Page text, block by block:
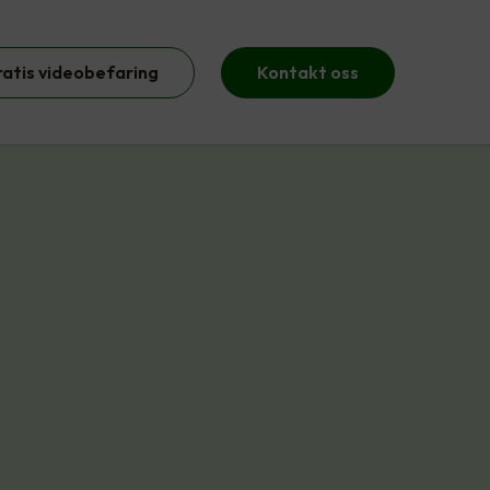
videobefaring Kontakt oss